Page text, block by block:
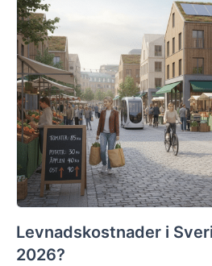
Levnadskostnader i
2026?